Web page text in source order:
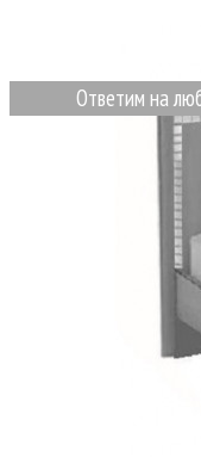
Ответим на